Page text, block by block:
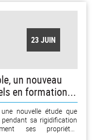
23 JUIN
un nouveau
en formation...
nouvelle étude que
sa rigidification
ses propriétés